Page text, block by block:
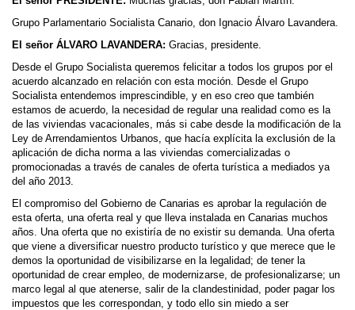
Grupo Parlamentario Socialista Canario, don Ignacio Álvaro Lavandera.
El señor ÁLVARO LAVANDERA: Gracias, presidente.
Desde el Grupo Socialista queremos felicitar a todos los grupos por el
acuerdo alcanzado en relación con esta moción. Desde el Grupo
Socialista entendemos imprescindible, y en eso creo que también
estamos de acuerdo, la necesidad de regular una realidad como es la
de las viviendas vacacionales, más si cabe desde la modificación de la
Ley de Arrendamientos Urbanos, que hacía explícita la exclusión de la
aplicación de dicha norma a las viviendas comercializadas o
promocionadas a través de canales de oferta turística a mediados ya
del año 2013.
El compromiso del Gobierno de Canarias es aprobar la regulación de
esta oferta, una oferta real y que lleva instalada en Canarias muchos
años. Una oferta que no existiría de no existir su demanda. Una oferta
que viene a diversificar nuestro producto turístico y que merece que le
demos la oportunidad de visibilizarse en la legalidad; de tener la
oportunidad de crear empleo, de modernizarse, de profesionalizarse; un
marco legal al que atenerse, salir de la clandestinidad, poder pagar los
impuestos que les correspondan, y todo ello sin miedo a ser